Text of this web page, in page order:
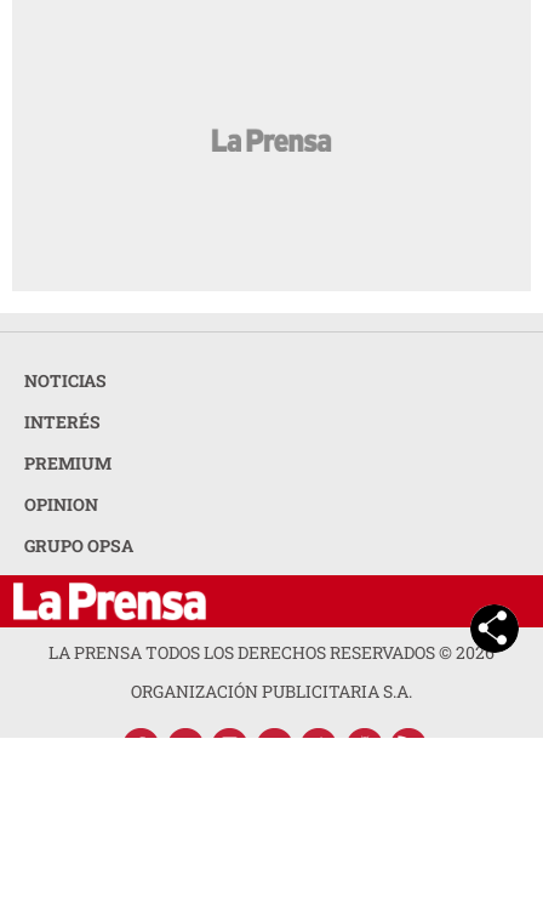
NOTICIAS
INTERÉS
PREMIUM
OPINION
GRUPO OPSA
LA PRENSA TODOS LOS DERECHOS RESERVADOS ©2026
ORGANIZACIÓN PUBLICITARIA S.A.